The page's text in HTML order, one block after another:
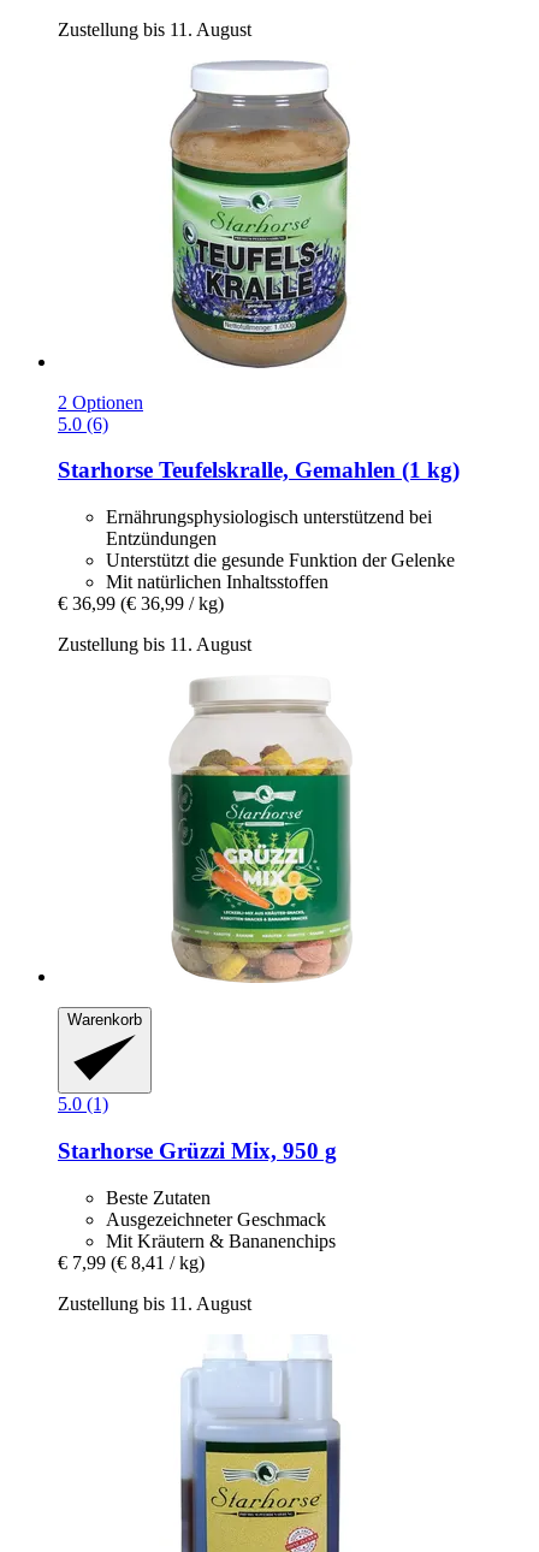
Zustellung bis 11. August
2 Optionen
5.0 (6)
Starhorse Teufelskralle, Gemahlen (1 kg)
Ernährungsphysiologisch unterstützend bei
Entzündungen
Unterstützt die gesunde Funktion der Gelenke
Mit natürlichen Inhaltsstoffen
€ 36,99 (€ 36,99 / kg)
Zustellung bis 11. August
Warenkorb
5.0 (1)
Starhorse Grüzzi Mix, 950 g
Beste Zutaten
Ausgezeichneter Geschmack
Mit Kräutern & Bananenchips
€ 7,99 (€ 8,41 / kg)
Zustellung bis 11. August